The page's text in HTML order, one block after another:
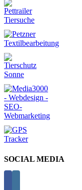
SOCIAL MEDIA